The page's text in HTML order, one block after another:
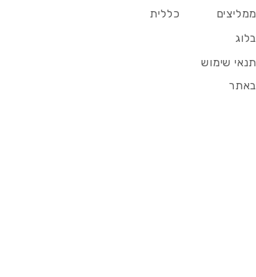
ממליצים
בלוג
תנאי שימוש
באתר
כללית